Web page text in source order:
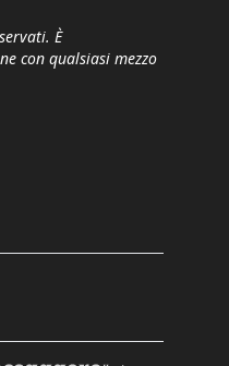
È
con qualsiasi mezzo